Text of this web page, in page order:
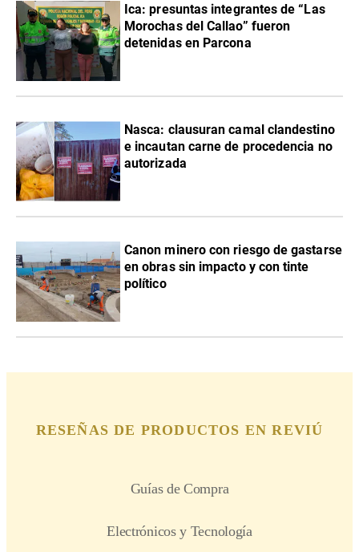
Ica: presuntas integrantes de “Las
Morochas del Callao” fueron
detenidas en Parcona
Nasca: clausuran camal clandestino
e incautan carne de procedencia no
autorizada
Canon minero con riesgo de gastarse
en obras sin impacto y con tinte
político